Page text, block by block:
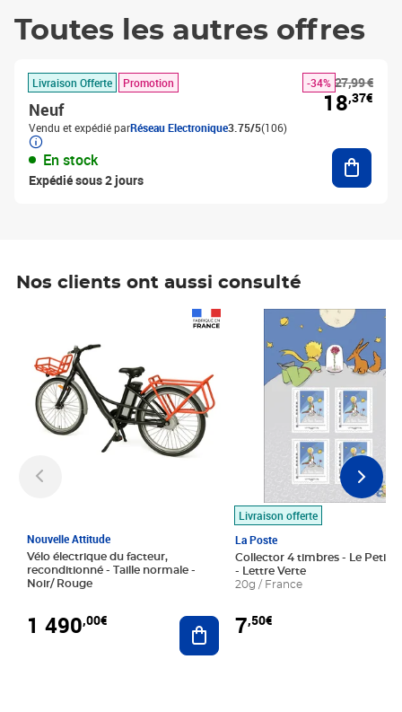
Toutes les autres offres
Livraison Offerte Promotion
Neuf
Vendu et expédié parRéseau Electronique3.75/5(106)
En stock
Expédié sous 2 jours
27,99 €
-34%
18,37€
Nos clients ont aussi consulté
Nouvelle Attitude
Vélo électrique du facteur,
reconditionné - Taille normale -
Noir/ Rouge
1 490,00€ Ajouter au panier
Livraison offerte
La Poste
Collector 4 timbres - Le Petit
- Lettre Verte
20g / France
7,50€
Prix 7,50€